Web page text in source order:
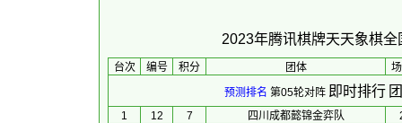
2023年腾讯棋牌天天象棋
台次 编号 积分 团体
预测排名 第05轮对阵 即时排行
1 12 7 四川成都懿锦金弈队